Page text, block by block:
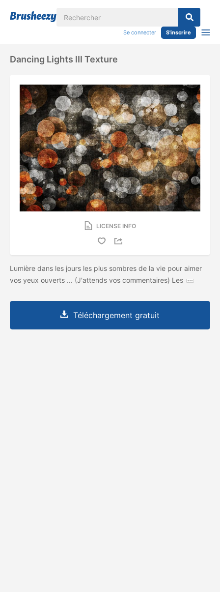
Se connecter S'inscrire
Dancing Lights III Texture
LICENSE INFO
Lumière dans les jours les plus sombres de la vie pour aimer
vos yeux ouverts ... (J'attends vos commentaires) Les
Téléchargement gratuit